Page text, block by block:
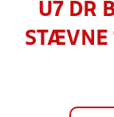
U7 DR
STÆVNE